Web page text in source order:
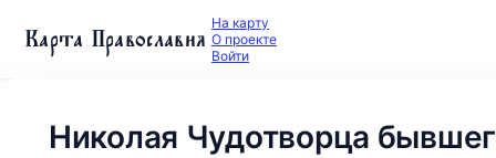
Карта Православия На карту
О проекте
Войти
Николая Чудотворца